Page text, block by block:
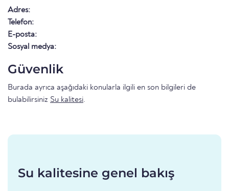
Adres:
Telefon:
E-posta:
Sosyal medya:
Güvenlik
Burada ayrıca aşağıdaki konularla ilgili en son bilgileri de
bulabilirsiniz Su kalitesi.
Su kalitesine genel bakış